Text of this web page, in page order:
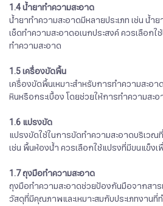
1.4 น้ำยาทำความสะอาด
น้ำยาทำความสะอาดมีหลายประเภท เช่น น้ำ
เช็ดทำความสะอาดอเนกประสงค์ ควรเลือก
ทำความสะอาด
1.5 เครื่องขัดพื้น
เครื่องขัดพื้นเหมาะสำหรับการทำความสะอ
หินหรือกระเบื้อง โดยช่วยให้การทำความสะ
1.6 แปรงขัด
แปรงขัดใช้ในการขัดทำความสะอาดบริเว
เช่น พื้นห้องน้ำ ควรเลือกใช้แปรงที่มีขนแข็ง
1.7 ถุงมือทำความสะอาด
ถุงมือทำความสะอาดช่วยป้องกันมือจากสาร
วัสดุที่มีคุณภาพและเหมาะสมกับประเภทงานที่